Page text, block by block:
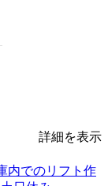
詳細を表示